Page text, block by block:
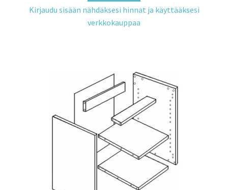
Kirjaudu sisään nähdäksesi hinnat ja käyttääksesi
verkkokauppaa